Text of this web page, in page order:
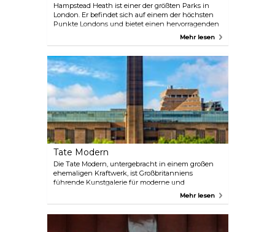
Hampstead Heath ist einer der größten Parks in
London. Er befindet sich auf einem der höchsten
Punkte Londons und bietet einen hervorragenden
Blick auf die Londoner Skyline. Die Wolkenkratzer
von Canary Wharf sind ebenso zu sehen wie die St
Heide gibt es grasbewachsene Felder, bewaldete
Gebiete und eine Reihe großer Teiche. Das Wasser
ist nie besonders warm, aber packen Sie trotzdem
Badesachen ein, falls Ihnen danach ist.
Mehr lesen
Tate Modern
Die Tate Modern, untergebracht in einem großen
ehemaligen Kraftwerk, ist Großbritanniens
führende Kunstgalerie für moderne und
zeitgenössische Kunst. Neben den vielbeachteten
umfasst Werke von so unterschiedlichen Künstlern
wie Matisse, Picasso, Rothko, Pollock, Warhol und
Mehr lesen